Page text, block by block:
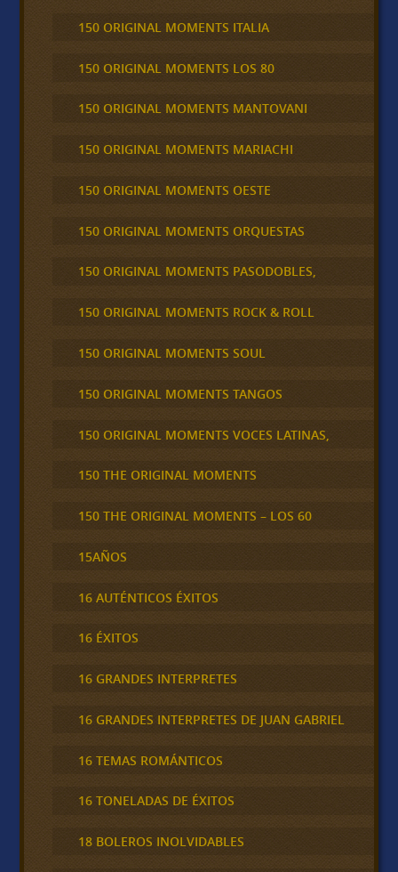
150 ORIGINAL MOMENTS ITALIA
150 ORIGINAL MOMENTS LOS 80
150 ORIGINAL MOMENTS MANTOVANI
150 ORIGINAL MOMENTS MARIACHI
150 ORIGINAL MOMENTS OESTE
150 ORIGINAL MOMENTS ORQUESTAS
150 ORIGINAL MOMENTS PASODOBLES,
150 ORIGINAL MOMENTS ROCK & ROLL
150 ORIGINAL MOMENTS SOUL
150 ORIGINAL MOMENTS TANGOS
150 ORIGINAL MOMENTS VOCES LATINAS,
150 THE ORIGINAL MOMENTS
150 THE ORIGINAL MOMENTS – LOS 60
15AÑOS
16 AUTÉNTICOS ÉXITOS
16 ÉXITOS
16 GRANDES INTERPRETES
16 GRANDES INTERPRETES DE JUAN GABRIEL
16 TEMAS ROMÁNTICOS
16 TONELADAS DE ÉXITOS
18 BOLEROS INOLVIDABLES